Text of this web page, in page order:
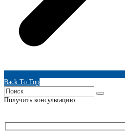
Back To Top
Получить консультацию